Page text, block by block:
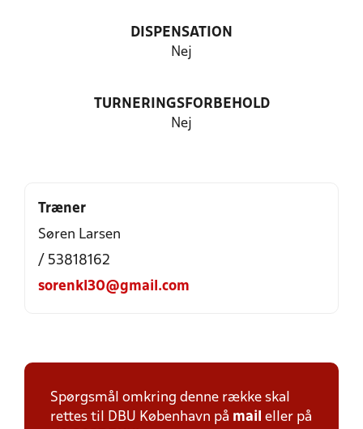
DISPENSATION
Nej
TURNERINGSFORBEHOLD
Nej
Træner
Søren Larsen
/ 53818162
sorenkl30@gmail.com
Spørgsmål omkring denne række skal
rettes til DBU København på mail eller på